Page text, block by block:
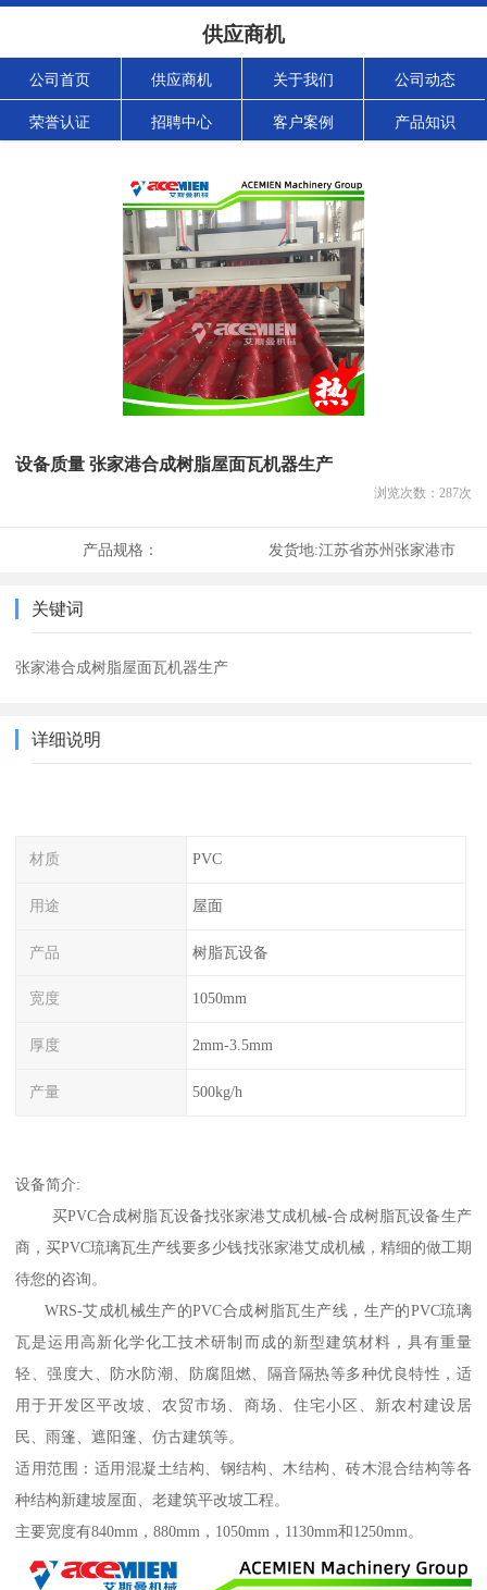
供应商机
公司首页 供应商机 关于我们 公司动态
荣誉认证 招聘中心 客户案例 产品知识
设备质量 张家港合成树脂屋面瓦机器生产
浏览次数： 287次
产品规格： 发货地:江苏省苏州张家港市
关键词
张家港合成树脂屋面瓦机器生产
详细说明
材质 PVC
用途 屋面
产品 树脂瓦设备
宽度 1050mm
厚度 2mm-3.5mm
产量 500kg/h
设备简介:
买PVC合成树脂瓦设备找张家港艾成机械-合成树脂瓦设备生产
商，买PVC琉璃瓦生产线要多少钱找张家港艾成机械，精细的做工期
待您的咨询。
WRS-艾成机械生产的PVC合成树脂瓦生产线，生产的PVC琉璃
瓦是运用高新化学化工技术研制而成的新型建筑材料，具有重量
轻、强度大、防水防潮、防腐阻燃、隔音隔热等多种优良特性，适
用于开发区平改坡、农贸市场、商场、住宅小区、新农村建设居
民、雨篷、遮阳篷、仿古建筑等。
适用范围：适用混凝土结构、钢结构、木结构、砖木混合结构等各
种结构新建坡屋面、老建筑平改坡工程。
主要宽度有840mm，880mm，1050mm，1130mm和1250mm。